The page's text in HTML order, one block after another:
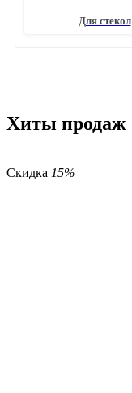
Для стекол
Хиты продаж
Скидка 15%